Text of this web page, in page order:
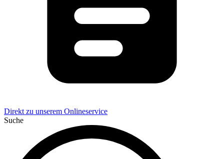
Direkt zu unserem Onlineservice
Suche